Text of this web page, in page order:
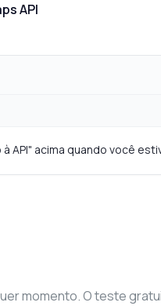
API
à API" acima quando você
momento. O teste